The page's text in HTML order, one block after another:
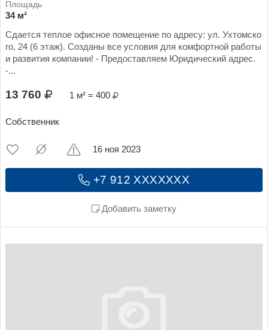
34 м²
Сдается теплое офисное помещение по адресу: ул. Ухтомско
го, 24 (6 этаж). Созданы все условия для комфортной работы
и развития компании! - Предоставляем Юридический адрес.
-...
13 760 1 м² = 400
Собственник
+7 912 XXXXXXX
Добавить заметку
16 ноя 2023